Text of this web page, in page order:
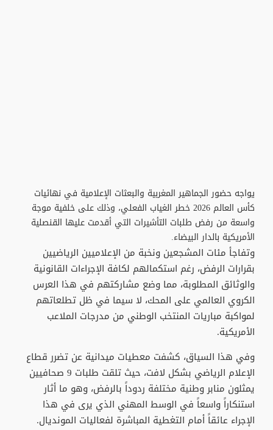
يواجه حضور الجماهير المغربية والبعثات الإعلامية في نهائيات
كأس العالم 2026 خطر الغياب الفعلي، وذلك على خلفية موجة
واسعة من رفض طلبات التأشيرات التي أقدمت عليها القنصلية
الأمريكية بالدار البيضاء.
وتفاجأ مئات المشجعين ونخبة من الإعلاميين الرياضيين
بقرارات الرفض، رغم استكمالهم لكافة الإجراءات القانونية
والوثائق المطلوبة، مما وضع مشاركتهم في هذا العرس
الكروي العالمي على المحك، لا سيما في ظل تطلعاتهم
لمواكبة مباريات المنتخب الوطني من مدرجات الملاعب
الأمريكية.
وفي هذا السياق، كشفت معطيات ميدانية عن تضرر قطاع
الإعلام الرياضي بشكل لافت، حيث تلقت طلبات 9 صحافيين
يمثلون منابر وطنية مختلفة ردوداً بالرفض، وهو ما أثار
استنكاراً واسعاً في الوسط المهني الذي يرى في هذا
الإجراء عائقاً أمام التغطية المباشرة لفعاليات المونديال.